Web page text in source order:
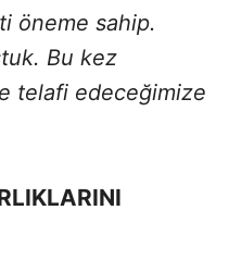
öneme sahip.
Bu kez
telafi edeceğimize